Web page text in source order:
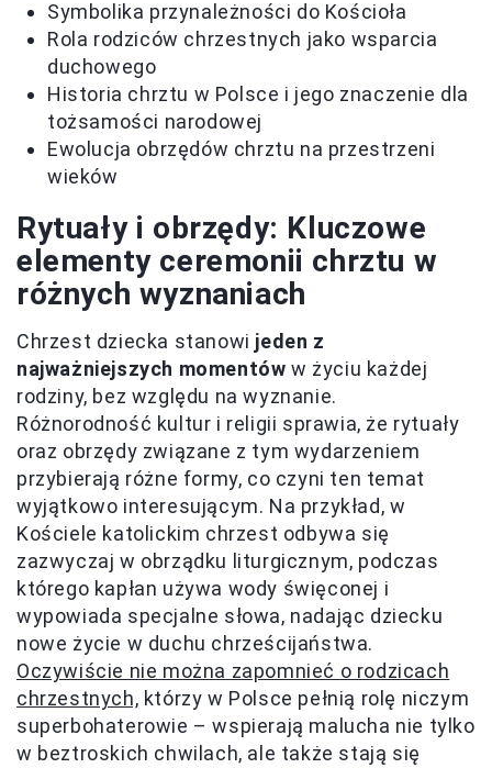
Symbolika przynależności do Kościoła
Rola rodziców chrzestnych jako wsparcia
duchowego
Historia chrztu w Polsce i jego znaczenie dla
tożsamości narodowej
Ewolucja obrzędów chrztu na przestrzeni
wieków
Rytuały i obrzędy: Kluczowe
elementy ceremonii chrztu w
różnych wyznaniach
Chrzest dziecka stanowi jeden z
najważniejszych momentów w życiu każdej
rodziny, bez względu na wyznanie.
Różnorodność kultur i religii sprawia, że rytuały
oraz obrzędy związane z tym wydarzeniem
przybierają różne formy, co czyni ten temat
wyjątkowo interesującym. Na przykład, w
Kościele katolickim chrzest odbywa się
zazwyczaj w obrządku liturgicznym, podczas
którego kapłan używa wody święconej i
wypowiada specjalne słowa, nadając dziecku
nowe życie w duchu chrześcijaństwa.
Oczywiście nie można zapomnieć o rodzicach
chrzestnych, którzy w Polsce pełnią rolę niczym
superbohaterowie – wspierają malucha nie tylko
w beztroskich chwilach, ale także stają się